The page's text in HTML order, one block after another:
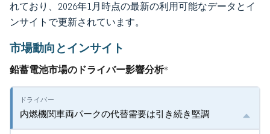
れており、2026年1月時点の最新の利用可能なデータとイ
ンサイトで更新されています。
市場動向とインサイト
鉛蓄電池市場のドライバー影響分析*
内燃機関車両パークの代替需要は引き続き堅調